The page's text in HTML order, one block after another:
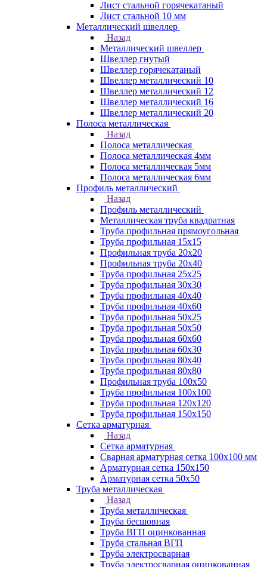
Лист стальной горячекатаный
Лист стальной 10 мм
Металлический швеллер
Назад
Металлический швеллер
Швеллер гнутый
Швеллер горячекатаный
Швеллер металлический 10
Швеллер металлический 12
Швеллер металлический 16
Швеллер металлический 20
Полоса металлическая
Назад
Полоса металлическая
Полоса металлическая 4мм
Полоса металлическая 5мм
Полоса металлическая 6мм
Профиль металлический
Назад
Профиль металлический
Металлическая труба квадратная
Труба профильная прямоугольная
Труба профильная 15х15
Профильная труба 20х20
Профильная труба 20х40
Труба профильная 25х25
Труба профильная 30x30
Труба профильная 40х40
Труба профильная 40х60
Труба профильная 50х25
Труба профильная 50х50
Труба профильная 60x60
Труба профильная 60х30
Труба профильная 80х40
Труба профильная 80х80
Профильная труба 100х50
Труба профильная 100х100
Труба профильная 120х120
Труба профильная 150х150
Сетка арматурная
Назад
Сетка арматурная
Сварная арматурная сетка 100х100 мм
Арматурная сетка 150х150
Арматурная сетка 50х50
Труба металлическая
Назад
Труба металлическая
Труба бесшовная
Труба ВГП оцинкованная
Труба стальная ВГП
Труба электросварная
Труба электросварная оцинкованная